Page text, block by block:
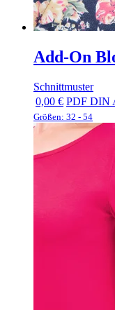
Add-On
Schnittmuster
0,00 € PDF DIN
Größen: 32 - 54